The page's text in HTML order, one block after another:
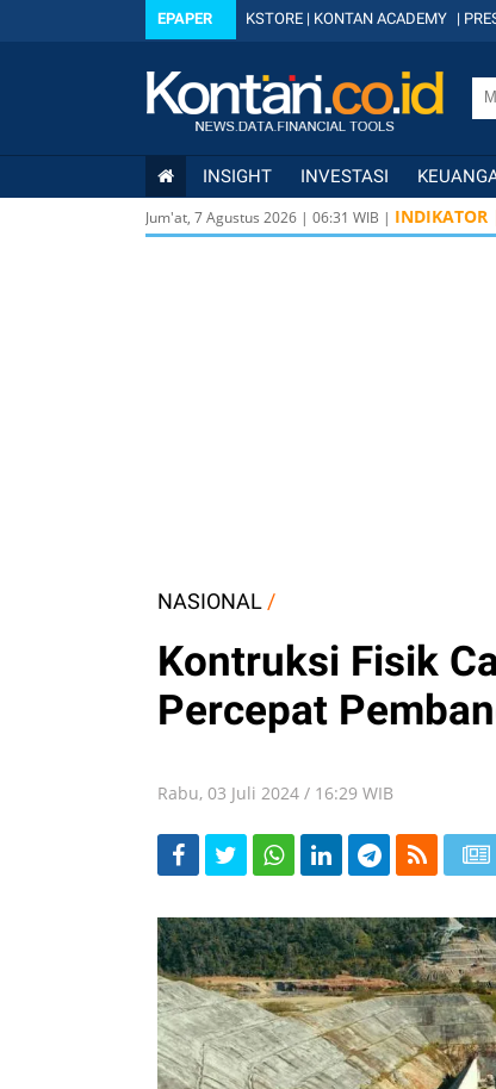
EPAPER KSTORE | KONTAN ACADEMY |
INSIGHT INVESTASI
Jum'at, 7 Agustus 2026 | 06:31 WIB | INDIKATOR
NASIONAL /
Kontruksi Fisik
Percepat
Rabu, 03 Juli 2024 / 16:29 WIB